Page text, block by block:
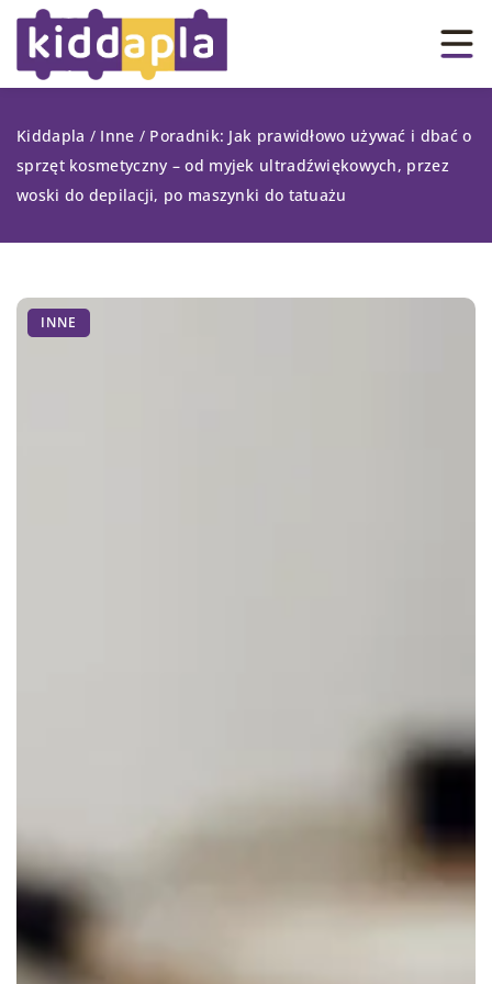
Kiddapla / Inne / Poradnik: Jak prawidłowo używać i dbać o
sprzęt kosmetyczny – od myjek ultradźwiękowych, przez
woski do depilacji, po maszynki do tatuażu
INNE